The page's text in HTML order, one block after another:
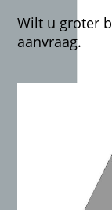
Wilt u groter
aanvraag.